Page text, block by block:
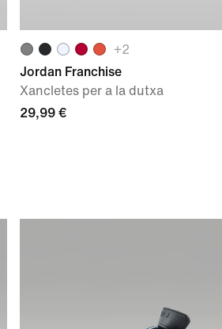
+2
Jordan Franchise
Xancletes per a la dutxa
29,99 €